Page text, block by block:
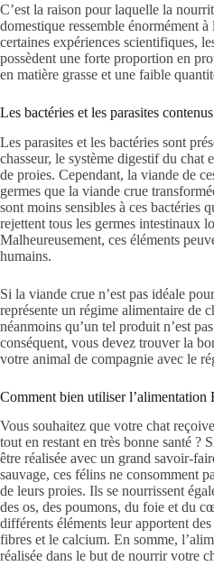
C’est la raison pour laquelle la
domestique ressemble énormément
certaines expériences scientifiques,
possèdent une forte proportion en
en matière grasse et une faible
Les bactéries et les parasites
Les parasites et les bactéries sont
chasseur, le système digestif du chat
de proies. Cependant, la viande de
germes que la viande crue
sont moins sensibles à ces bactéries
rejettent tous les germes intestinaux
Malheureusement, ces éléments
humains.
Si la viande crue n’est pas idéale
représente un régime alimentaire de
néanmoins qu’un tel produit n’est
conséquent, vous devez trouver la
votre animal de compagnie avec le
Comment bien utiliser l’alimentation
Vous souhaitez que votre chat
tout en restant en très bonne santé
être réalisée avec un grand savoir-
sauvage, ces félins ne consomment
de leurs proies. Ils se nourrissent
des os, des poumons, du foie et du
différents éléments leur apportent
fibres et le calcium. En somme,
réalisée dans le but de nourrir votre